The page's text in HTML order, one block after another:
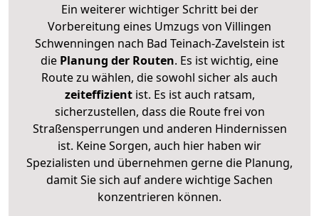
Ein weiterer wichtiger Schritt bei der
Vorbereitung eines Umzugs von Villingen
Schwenningen nach Bad Teinach-Zavelstein ist
die Planung der Routen. Es ist wichtig, eine
Route zu wählen, die sowohl sicher als auch
zeiteffizientist. Es ist auch ratsam,
sicherzustellen, dass die Route frei von
Straßensperrungen und anderen Hindernissen
ist. Keine Sorgen, auch hier haben wir
Spezialisten und übernehmen gerne die Planung,
damit Sie sich auf andere wichtige Sachen
konzentrieren können.